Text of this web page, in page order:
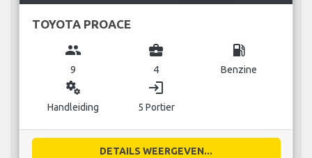
TOYOTA PROACE
group
9
business_center
4
local_gas_station
Benzine
miscellaneous_services
Handleiding
login
5 Portier
DETAILS WEERGEVEN...